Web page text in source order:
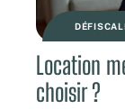
Location
choisir ?